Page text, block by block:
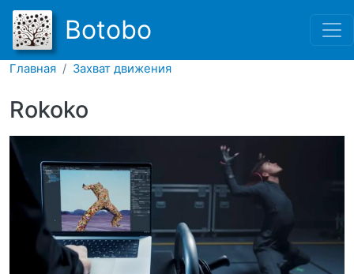
Перейти к основному
Botobo
Главная Захват движения
Rokoko